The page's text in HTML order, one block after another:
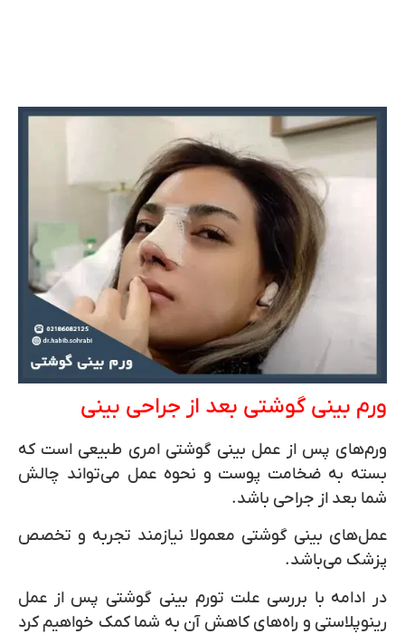
ورم بینی گوشتی بعد از جراحی بینی
ورم‌های پس از عمل بینی گوشتی امری طبیعی است که
بسته به ضخامت پوست و نحوه عمل می‌تواند چالش
شما بعد از جراحی باشد.
عمل‌های بینی گوشتی معمولا نیازمند تجربه و تخصص
پزشک می‌باشد.
در ادامه با بررسی علت تورم بینی گوشتی پس از عمل
رینوپلاستی و راه‌های کاهش آن به شما کمک خواهیم کرد